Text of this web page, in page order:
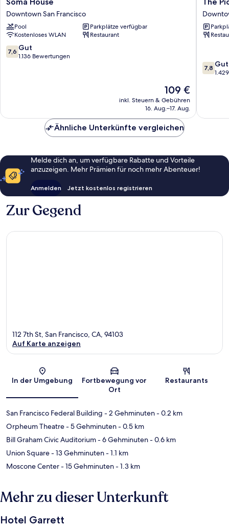
House
Downtown
San
Francisco
Downtown San Francisco
Pool
Parkplätze verfügbar
Kostenloses WLAN
Restaurant
7.6
von
7,6 Gut
1.136 Bewertungen
Der
Preis
beträgt
109 €
inkl. Steuern & Gebühren
16. Aug.–17. Aug.
Pickwick
Hotel
San
7.8
von
7,8 Gut
Ähnliche Unterkünfte vergleichen
Melde dich an, um verfügbare Rabatte und Vorteile
anzuzeigen. Mehr Prämien für noch mehr Abenteuer!
Anmelden Jetzt kostenlos registrieren
Zur Gegend
Karte
112 7th St, San Francisco, CA, 94103
Auf Karte anzeigen
In der Umgebung
Fortbewegung vor
Ort
Restaurants
San Francisco Federal Building - 2 Gehminuten- 0.2 km
Orpheum Theatre- 5 Gehminuten- 0.5 km
Bill Graham Civic Auditorium- 6 Gehminuten- 0.6 km
Union Square- 13 Gehminuten- 1.1 km
Moscone Center- 15 Gehminuten- 1.3 km
Mehr zu dieser Unterkunft
Hotel Garrett